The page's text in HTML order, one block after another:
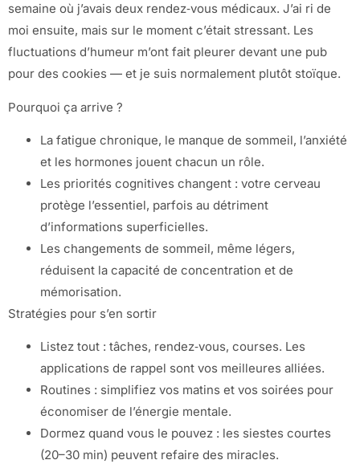
semaine où j’avais deux rendez‑vous médicaux. J’ai ri de
moi ensuite, mais sur le moment c’était stressant. Les
fluctuations d’humeur m’ont fait pleurer devant une pub
pour des cookies — et je suis normalement plutôt stoïque.
Pourquoi ça arrive ?
La fatigue chronique, le manque de sommeil, l’anxiété
et les hormones jouent chacun un rôle.
Les priorités cognitives changent : votre cerveau
protège l’essentiel, parfois au détriment
d’informations superficielles.
Les changements de sommeil, même légers,
réduisent la capacité de concentration et de
mémorisation.
Stratégies pour s’en sortir
Listez tout : tâches, rendez‑vous, courses. Les
applications de rappel sont vos meilleures alliées.
Routines : simplifiez vos matins et vos soirées pour
économiser de l’énergie mentale.
Dormez quand vous le pouvez : les siestes courtes
(20–30 min) peuvent refaire des miracles.